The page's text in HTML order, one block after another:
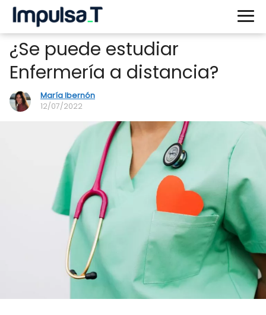
¿Se puede estudiar
Enfermería a distancia?
María Ibernón
12/07/2022